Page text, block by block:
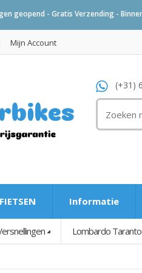
geopend - Gratis Verzending -
Mijn Account
(+31)
FIETSEN Informatie
Lombardo